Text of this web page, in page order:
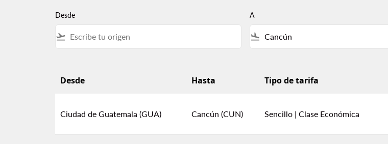
Desde
flight_takeoff
A
flight_land
Desde Hasta Tipo de tarifa
Ciudad de Guatemala (GUA) Cancún (CUN) Sencillo | Clase Económica